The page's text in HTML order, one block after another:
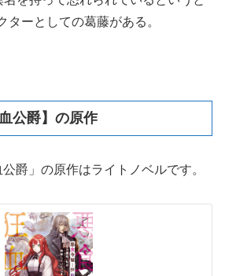
ターとしての葛藤がある。
公爵】の原作
公爵」の原作はライトノベルです。